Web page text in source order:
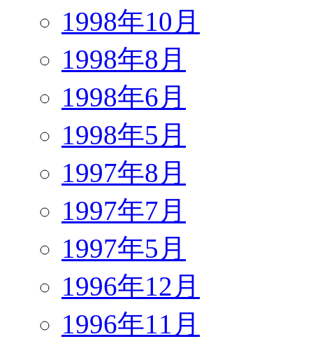
1998年10月
1998年8月
1998年6月
1998年5月
1997年8月
1997年7月
1997年5月
1996年12月
1996年11月